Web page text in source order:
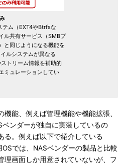
テム（EXT4やBtrfsな
ル共有サービス（SMBプ
と同じようになる機能を
ルシステムが異なる
トリーム情報を補助的
ミュレーションしてい
能、例えば管理機能や機能拡張、
ンダーが独自に実装しているの
る。例えば以下で紹介している
OSでは、NASベンダーの製品と比較
理画面しか用意されていないが、フ